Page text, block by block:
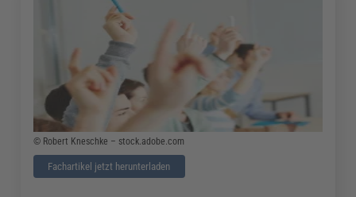
© Robert Kneschke – stock.adobe.com
Fachartikel jetzt herunterladen